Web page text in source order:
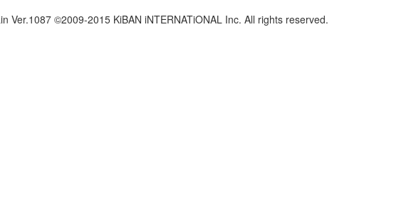
Ver.1087 ©2009-2015 KiBAN iNTERNATiONAL Inc. All rights reserved.